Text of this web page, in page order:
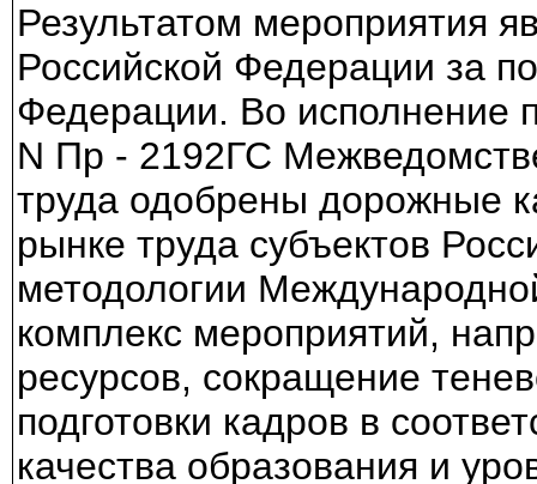
Результатом мероприятия
Российской Федерации за
Федерации. Во исполнение
N Пр - 2192ГС
труда одобрены дорожные
рынке труда субъектов
методологии
комплекс мероприятий,
ресурсов, сокращение
подготовки кадров в
качества образования и